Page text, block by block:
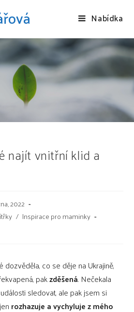
Nabídka
najít vnitřní klid a
2022
/ Inspirace pro maminky
co se děje na Ukrajině,
pakzděšená. Nečekala
sledovat, ale pak jsem si
rozhazuje a vychyluje z mého